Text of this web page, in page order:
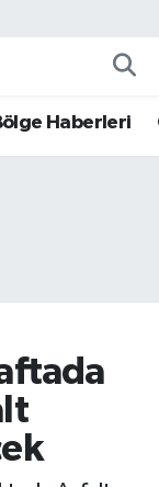
Haberleri